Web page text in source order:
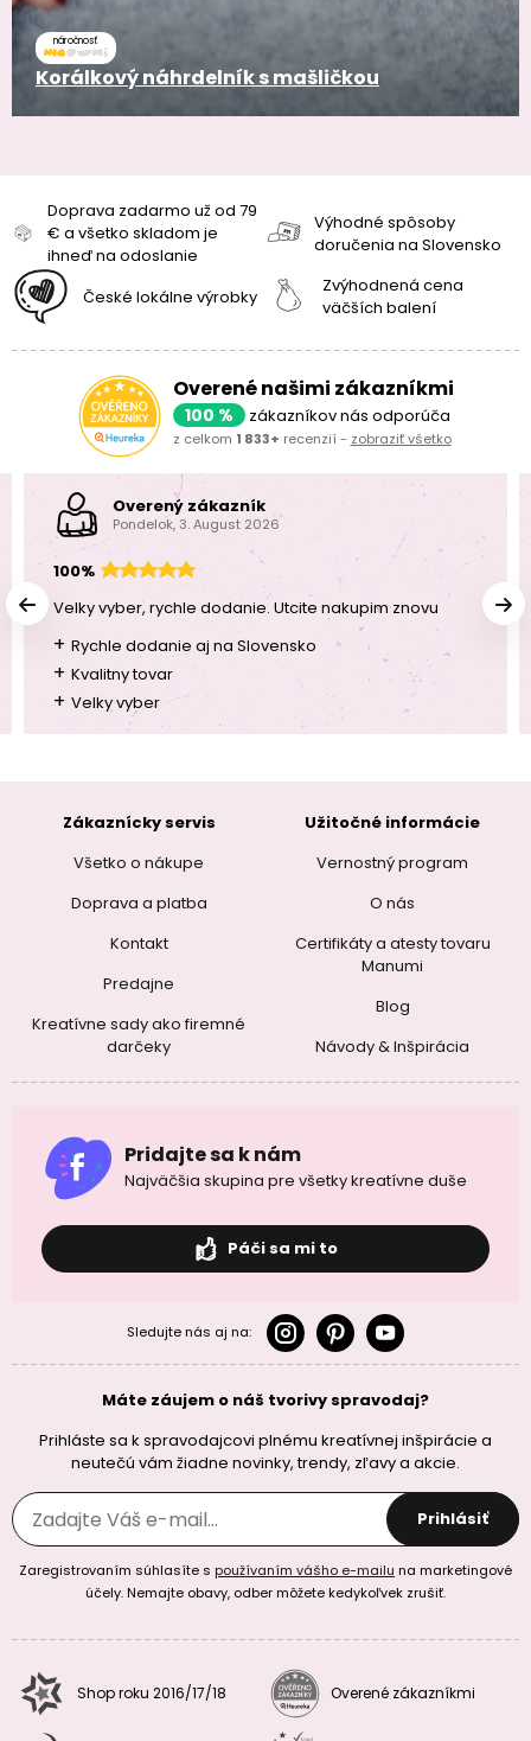
náročnosť
Korálkový náhrdelník s mašličkou
Doprava zadarmo už od 79
€ a všetko skladom je
ihneď na odoslanie
Výhodné spôsoby
doručenia na Slovensko
České lokálne výrobky
Zvýhodnená cena
väčších balení
Overené našimi zákazníkmi
100 % zákazníkov nás odporúča
z celkom 1 833+ recenzií - zobraziť všetko
Overený zákazník
Pondelok, 3. August 2026
100%
Velky vyber, rychle dodanie. Utcite nakupim znovu
+ Rychle dodanie aj na Slovensko
+ Kvalitny tovar
+ Velky vyber
Zákaznícky servis
Všetko o nákupe
Doprava a platba
Kontakt
Predajne
Kreatívne sady ako firemné
darčeky
Užitočné informácie
Vernostný program
O nás
Certifikáty a atesty tovaru
Manumi
Blog
Návody & Inšpirácia
Pridajte sa k nám
Najväčšia skupina pre všetky kreatívne duše
Páči sa mi to
Sledujte nás aj na:
Máte záujem o náš tvorivy spravodaj?
Prihláste sa k spravodajcovi plnému kreatívnej inšpirácie a
neutečú vám žiadne novinky, trendy, zľavy a akcie.
Prihlásiť
Zaregistrovaním súhlasíte s používaním vášho e-mailu na marketingové
účely. Nemajte obavy, odber môžete kedykoľvek zrušiť.
Shop roku 2016/17/18 Overené zákazníkmi